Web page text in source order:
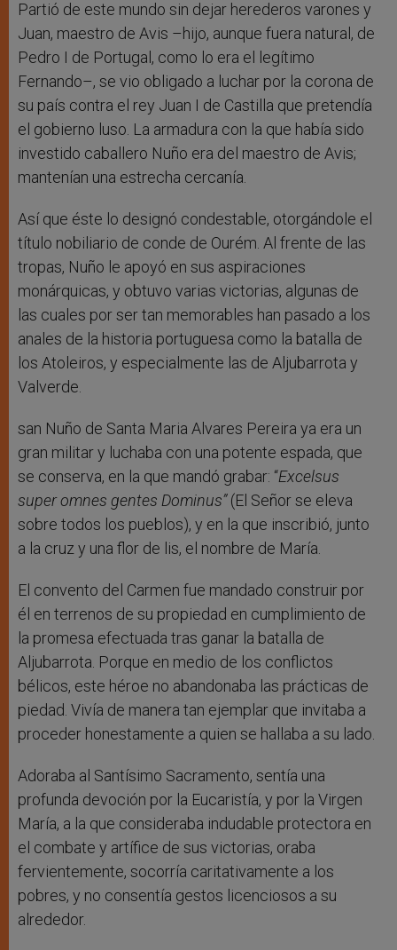
Partió de este mundo sin dejar herederos varones y
Juan, maestro de Avis –hijo, aunque fuera natural, de
Pedro I de Portugal, como lo era el legítimo
Fernando–, se vio obligado a luchar por la corona de
su país contra el rey Juan I de Castilla que pretendía
el gobierno luso. La armadura con la que había sido
investido caballero Nuño era del maestro de Avis;
mantenían una estrecha cercanía.
Así que éste lo designó condestable, otorgándole el
título nobiliario de conde de Ourém. Al frente de las
tropas, Nuño le apoyó en sus aspiraciones
monárquicas, y obtuvo varias victorias, algunas de
las cuales por ser tan memorables han pasado a los
anales de la historia portuguesa como la batalla de
los Atoleiros, y especialmente las de Aljubarrota y
Valverde.
san Nuño de Santa Maria Alvares Pereira ya era un
gran militar y luchaba con una potente espada, que
se conserva, en la que mandó grabar: “Excelsus
super omnes gentes Dominus”(El Señor se eleva
sobre todos los pueblos), y en la que inscribió, junto
a la cruz y una flor de lis, el nombre de María.
El convento del Carmen fue mandado construir por
él en terrenos de su propiedad en cumplimiento de
la promesa efectuada tras ganar la batalla de
Aljubarrota. Porque en medio de los conflictos
bélicos, este héroe no abandonaba las prácticas de
piedad. Vivía de manera tan ejemplar que invitaba a
proceder honestamente a quien se hallaba a su lado.
Adoraba al Santísimo Sacramento, sentía una
profunda devoción por la Eucaristía, y por la Virgen
María, a la que consideraba indudable protectora en
el combate y artífice de sus victorias, oraba
fervientemente, socorría caritativamente a los
pobres, y no consentía gestos licenciosos a su
alrededor.